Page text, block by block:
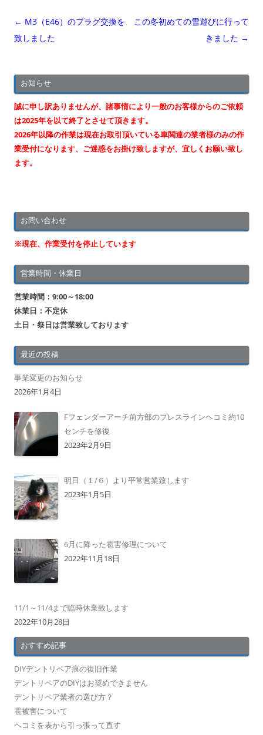
投
稿
ゲ
ー
シ
ョ
ン
← M3（E46）のプラグ交換を
致しました
この冬初めての雪遊びに行って
きました →
お知らせ
誠に申し訳ありませんが、諸事情により一般のお客様からのご依頼
は2025年を以て終了とさせて頂きます。
2026年以降の作業は現在お取引頂いている車関連の業者様のみの作
業受付になります、ご迷惑をお掛け致しますが、宜しくお願い致し
ます。
お問い合わせ
※現在、作業受付を停止しています
営業時間・休業日
営業時間：9:00～18:00
休業日：不定休
土日・祭日は営業致しております
最近の投稿
事業変更のお知らせ
2026年1月4日
Fフェンダーアーチ前方部のプレスラインヘコミ約10
センチを修復
2023年2月9日
明日（１/６）より平常営業致します
2023年1月5日
6月に降った雹害修理について
2022年11月18日
11/1～11/4まで臨時休業致します
2022年10月28日
おすすめ記事
DIYデントリペア痕の復旧作業
デントリペアのDIYはお奨めできません
デントリペア業者の選び方？
雹被害について
ヘコミを表から引っ張って直す